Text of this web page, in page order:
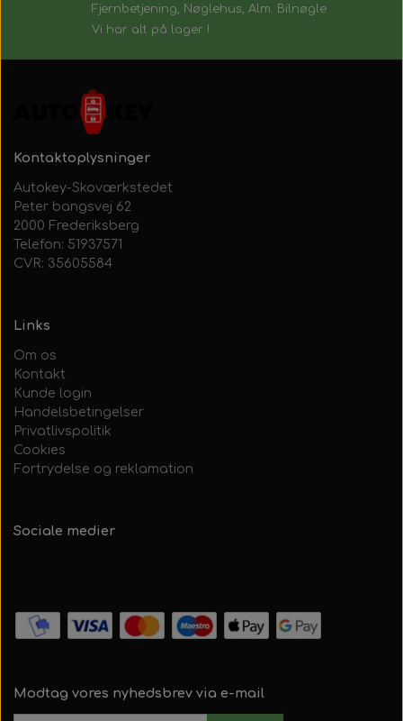
Fjernbetjening, Nøglehus, Alm. Bilnøgle
Vi har alt på lager !
Kontaktoplysninger
Autokey-Skoværkstedet
Peter bangsvej 62
2000 Frederiksberg
Telefon: 51937571
CVR: 35605584
Links
Om os
Kontakt
Kunde login
Handelsbetingelser
Privatlivspolitik
Cookies
Fortrydelse og reklamation
Sociale medier
Modtag vores nyhedsbrev via e-mail